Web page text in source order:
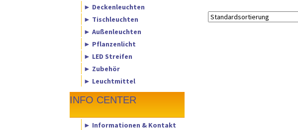
► Deckenleuchten
► Tischleuchten
► Außenleuchten
► Pflanzenlicht
► LED Streifen
► Zubehör
► Leuchtmittel
INFO CENTER
► Informationen & Kontakt